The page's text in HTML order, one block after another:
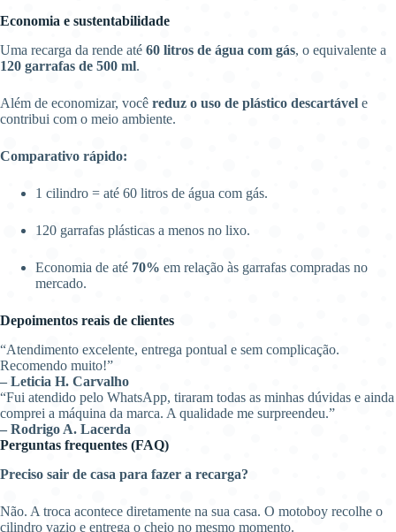
Economia e sustentabilidade
Uma recarga da rende até 60 litros de água com gás, o equivalente a
120 garrafas de 500 ml.
Além de economizar, você reduz o uso de plástico descartável e
contribui com o meio ambiente.
Comparativo rápido:
1 cilindro = até 60 litros de água com gás.
120 garrafas plásticas a menos no lixo.
Economia de até 70% em relação às garrafas compradas no
mercado.
Depoimentos reais de clientes
“Atendimento excelente, entrega pontual e sem complicação.
Recomendo muito!”
– Leticia H. Carvalho
“Fui atendido pelo WhatsApp, tiraram todas as minhas dúvidas e ainda
comprei a máquina da marca. A qualidade me surpreendeu.”
– Rodrigo A. Lacerda
Perguntas frequentes (FAQ)
Preciso sair de casa para fazer a recarga?
Não. A troca acontece diretamente na sua casa. O motoboy recolhe o
cilindro vazio e entrega o cheio no mesmo momento.